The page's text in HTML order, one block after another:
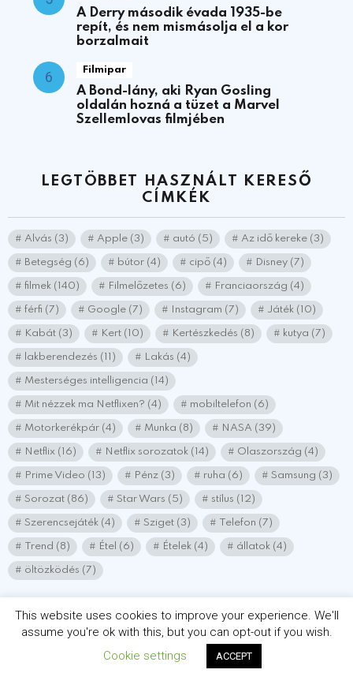
A Derry második évada 1935-be
repít, és nem mismásolja el a kor
borzalmait
Filmipar
A Bond-lány, aki Ryan Gosling
oldalán hozná a tüzet a Marvel
Szellemlovas filmjében
LEGTÖBBET HASZNÁLT KERESŐ
CÍMKÉK
Alvás (3) Apple (3) autó (5) Az idő kereke (3)
Betegség (6) bútor (4) cipő (4) Disney (7)
filmek (140) Filmelőzetes (6) Franciaország (4)
férfi (7) Google (7) Instagram (7) Játék (10)
Kabát (3) Kert (10) Kertészkedés (8) kutya (7)
lakberendezés (11) Lakás (4)
Mesterséges intelligencia (14)
Mit nézzek ma Netflixen? (4) mobiltelefon (6)
Motorkerékpár (4) Munka (8) NASA (39)
Netflix (16) Netflix sorozatok (14) Olaszország (4)
Prime Video (13) Pénz (3) ruha (6) Samsung (3)
Sorozat (86) Star Wars (5) stílus (12)
Szerencsejáték (4) Sziget (3) Telefon (7)
Trend (8) Étel (6) Ételek (4) állatok (4)
öltözködés (7)
© 2026 Minden jog fenntartva! chatlakozz.hu
IMPRESSZUM Adatvédelmi nyílatkozat
This website uses cookies to improve your experience. We'll
assume you're ok with this, but you can opt-out if you wish.
Cookie settings
ACCEPT